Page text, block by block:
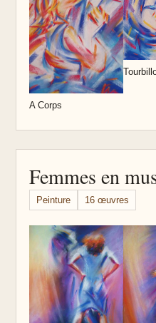
A Corps
Femmes en
Peinture 16 œuvres